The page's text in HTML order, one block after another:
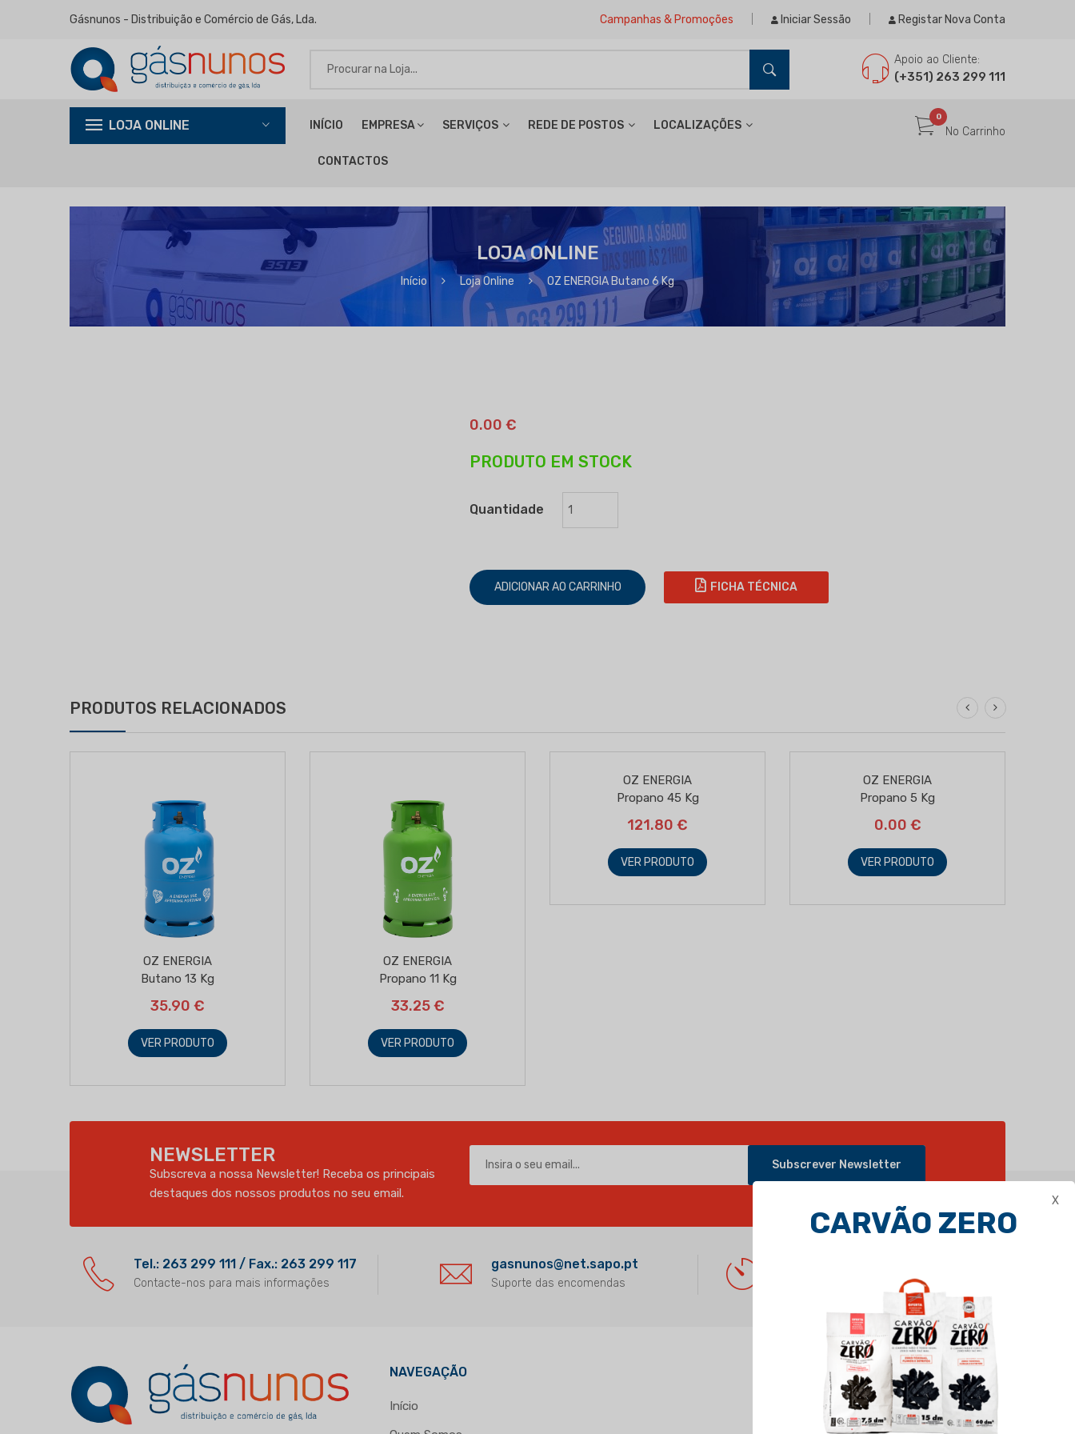
Gásnunos - Distribuição e Comércio de Gás, Lda. Campanhas & Promoções Iniciar Sessão Registar Nova Conta
Apoio ao Cliente:
(+351) 263 299 111
LOJA ONLINE INÍCIO EMPRESA SERVIÇOS REDE DE POSTOS LOCALIZAÇÕES
CONTACTOS
No Carrinho
0
X
CARVÃO ZERO
LOJA ONLINE
Início Loja Online OZ ENERGIA Butano 6 Kg
0.00 €
PRODUTO EM STOCK
Quantidade
ADICIONAR AO CARRINHO FICHA TÉCNICA
PRODUTOS RELACIONADOS
OZ ENERGIA
Butano 13 Kg
35.90 €
VER PRODUTO
OZ ENERGIA
Propano 11 Kg
33.25 €
VER PRODUTO
OZ ENERGIA
Propano 45 Kg
121.80 €
VER PRODUTO
OZ ENERGIA
Propano 5 Kg
0.00 €
VER PRODUTO
NEWSLETTER
Subscreva a nossa Newsletter! Receba os principais
destaques dos nossos produtos no seu email.
Subscrever Newsletter
Tel.: 263 299 111 / Fax.: 263 299 117
Contacte-nos para mais informações
gasnunos@net.sapo.pt
Suporte das encomendas
NAVEGAÇÃO
Início